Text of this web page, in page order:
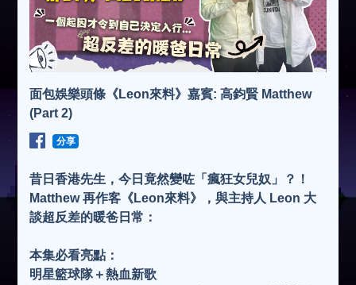
面包娛樂頭條《Leon來料》嘉賓: 高鈞賢 Matthew
(Part 2)
分享
昔日香港先生，今日竟然變咗「瘋狂女兒奴」？！
Matthew 再作客《Leon來料》，與主持人 Leon 大
談超反差的暖爸日常：
本集必看亮點：
明星籃球隊＋熱血新歌